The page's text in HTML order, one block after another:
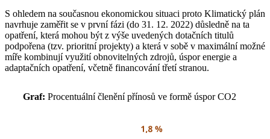
S ohledem na současnou ekonomickou situaci proto Klimatický plán
navrhuje zaměřit se v první fázi (do 31. 12. 2022) důsledně na ta
opatření, která mohou být z výše uvedených dotačních titulů
podpořena (tzv. prioritní projekty) a která v sobě v maximální možné
míře kombinují využití obnovitelných zdrojů, úspor energie a
adaptačních opatření, včetně financování třetí stranou.
Graf: Procentuální členění přínosů ve formě úspor CO2